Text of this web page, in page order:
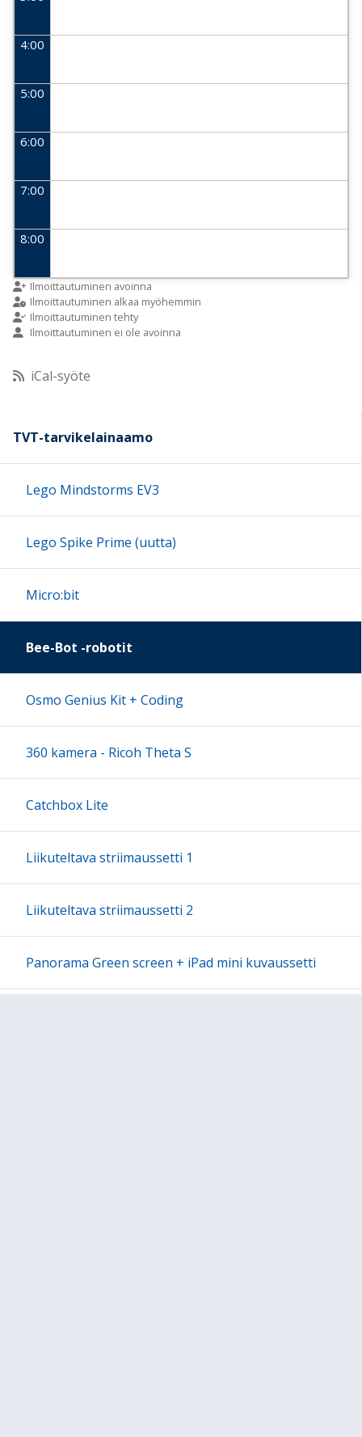
4:00
5:00
6:00
7:00
8:00
9:00
10:00
11:00
12:00
16:00
17:00
18:00
22:00
23:00
Ilmoittautuminen avoinna
Ilmoittautuminen alkaa myöhemmin
Ilmoittautuminen tehty
Ilmoittautuminen ei ole avoinna
iCal-syöte
TVT-tarvikelainaamo
Lego Mindstorms EV3
Lego Spike Prime (uutta)
Micro:bit
Bee-Bot -robotit
Osmo Genius Kit + Coding
360 kamera - Ricoh Theta S
Catchbox Lite
Liikuteltava striimaussetti 1
Liikuteltava striimaussetti 2
Panorama Green screen + iPad mini kuvaussetti